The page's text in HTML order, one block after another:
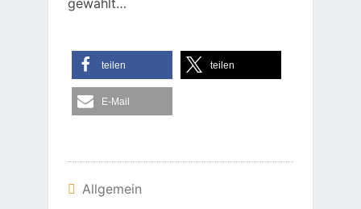
gewählt…
teilen teilen
E-Mail
Allgemein